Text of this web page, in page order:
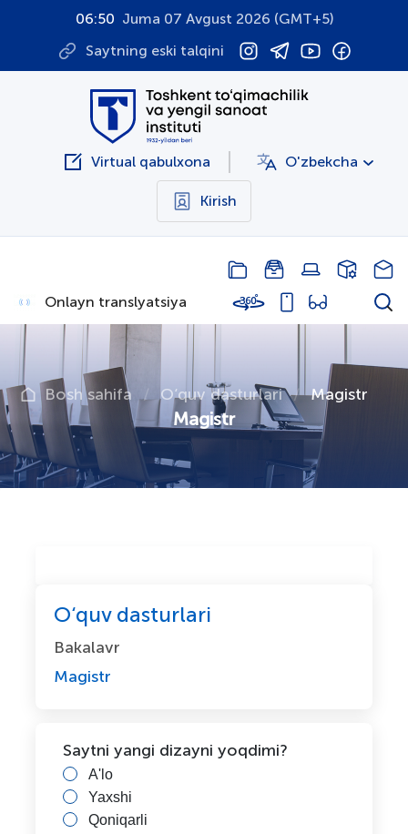
06:50 Juma 07 Avgust 2026 (GMT+5)
Saytning eski talqini
Virtual qabulxona O'zbekcha
Kirish
Onlayn translyatsiya
Bosh sahifa O‘quv dasturlari Magistr
Magistr
O‘quv dasturlari
Bakalavr
Magistr
Saytni yangi dizayni yoqdimi?
A'lo
Yaxshi
Qoniqarli